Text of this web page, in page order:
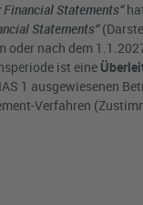
Financial Statements“
Statements“
oder nach dem
ist eine
1 ausgewiesenen
Verfahren